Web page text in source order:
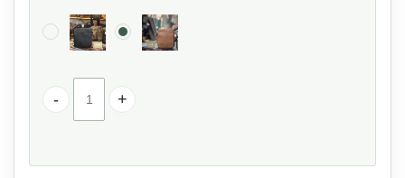
Túi đeo chéo da bò Lano sang trọng thời trang KT107 số